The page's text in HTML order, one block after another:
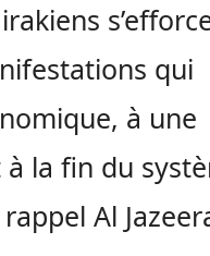
qui
à une
la fin du
Al